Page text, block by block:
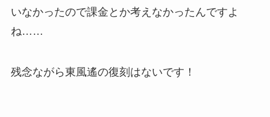
いなかったので課金とか考えなかったんですよ
ね……
残念ながら東風遙の復刻はないです！